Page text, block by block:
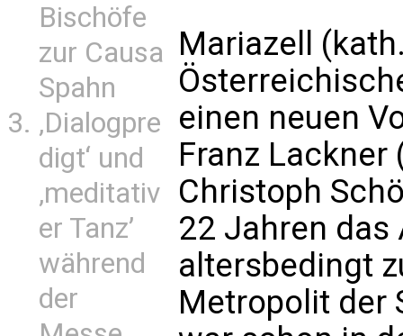
Bischöfe
zur Causa
Spahn
‚Dialogpre
digt‘ und
‚meditativ
er Tanz’
während
der
Mariazell
einen neuen
Franz
Christoph
22 Jahren das
altersbedingt
Metropolit der